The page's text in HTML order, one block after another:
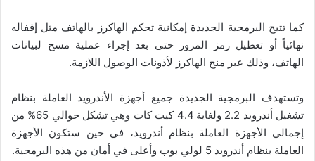
كما تتيح البرمجية الجديدة إمكانية تحكم الهاكرز بالهاتف مثل إقفاله
نهائياً أو تعطيل رمز المرور حتى بعد إجراء عملية مسح لبيانات
الهاتف، وذلك عبر منح الهاكرز لأذونات الوصول اللازمة.
وتستهدف البرمجية الجديدة جميع أجهزة الأندرويد العاملة بنظام
تشغيل أندرويد 2.2 ولغاية 4.4 كيت كات وهي تشكل حوالي 65% من
إجمالي الأجهزة العاملة بنظام أندرويد، في حين ستكون الأجهزة
العاملة بنظام أندرويد 5 لولي بوب وأعلى في أمان من هذه البرمجية.